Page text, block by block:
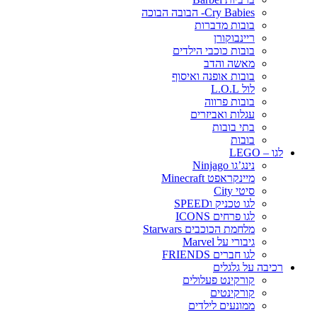
Cry Babies- הבובה הבוכה
בובות מדברות
ריינבוקורן
בובות כוכבי הילדים
מאשה והדב
בובות אופנה ואיסוף
לול L.O.L
בובות פרווה
עגלות ואביזרים
בתי בובות
בובות
לגו – LEGO
נינג’גו Ninjago
מיינקראפט Minecraft
סיטי City
לגו טכניק וSPEED
לגו פרחים ICONS
מלחמת הכוכבים Starwars
גיבורי על Marvel
לגו חברים FRIENDS
רכיבה על גלגלים
קורקינט פעלולים
קורקינטים
ממונעים לילדים